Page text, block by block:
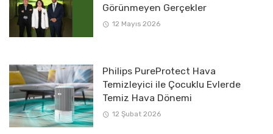
Görünmeyen Gerçekler
12 Mayıs 2026
Philips PureProtect Hava
Temizleyici ile Çocuklu Evlerde
Temiz Hava Dönemi
12 Şubat 2026